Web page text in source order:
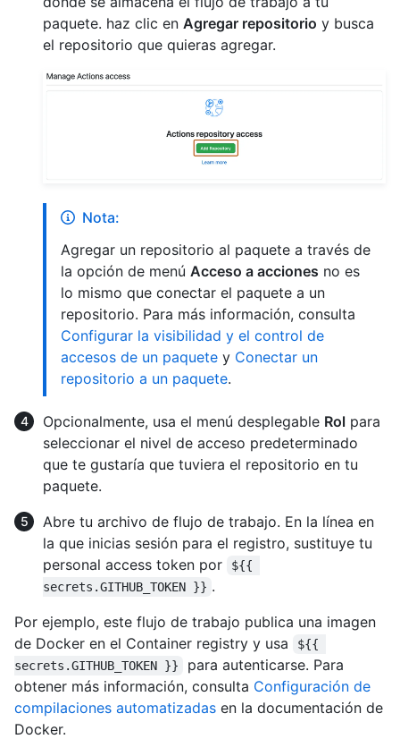
paquete. haz clic en Agregar repositorio y busca
el repositorio que quieras agregar.
Nota:
Agregar un repositorio al paquete a través de
la opción de menú Acceso a acciones no es
lo mismo que conectar el paquete a un
repositorio. Para más información, consulta
Configurar la visibilidad y el control de
accesos de un paquete y Conectar un
repositorio a un paquete.
Opcionalmente, usa el menú desplegable Rol para
seleccionar el nivel de acceso predeterminado
que te gustaría que tuviera el repositorio en tu
paquete.
Abre tu archivo de flujo de trabajo. En la línea en
la que inicias sesión para el registro, sustituye tu
personal access token por
${{
secrets.GITHUB_TOKEN }} .
Por ejemplo, este flujo de trabajo publica una imagen
de Docker en el Container registry y usa
${{
secrets.GITHUB_TOKEN }}
para autenticarse. Para
obtener más información, consulta Configuración de
compilaciones automatizadas en la documentación de
Docker.